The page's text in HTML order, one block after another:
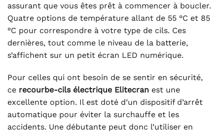
assurant que vous êtes prêt à commencer à boucler.
Quatre options de température allant de 55 °C et 85
°C pour correspondre à votre type de cils. Ces
dernières, tout comme le niveau de la batterie,
s’affichent sur un petit écran LED numérique.
Pour celles qui ont besoin de se sentir en sécurité,
ce recourbe-cils électrique Elitecran est une
excellente option. Il est doté d’un dispositif d’arrêt
automatique pour éviter la surchauffe et les
accidents. Une débutante peut donc l’utiliser en